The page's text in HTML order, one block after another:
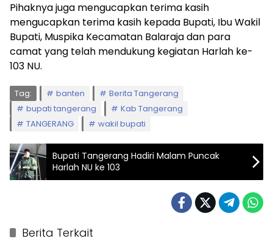
Pihaknya juga mengucapkan terima kasih
mengucapkan terima kasih kepada Bupati, Ibu Wakil
Bupati, Muspika Kecamatan Balaraja dan para
camat yang telah mendukung kegiatan Harlah ke-
103 NU.
Tag: banten
Berita Tangerang
bupati tangerang
Kab Tangerang
TANGERANG
wakil bupati
Bupati Tangerang Hadiri Malam Puncak
Harlah NU ke 103
Berita Terkait